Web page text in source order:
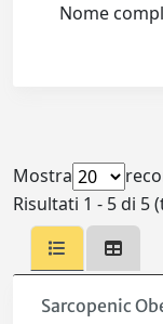
Nome
Mostra
Risultati 1 - 5 di 5
Sarcopenic